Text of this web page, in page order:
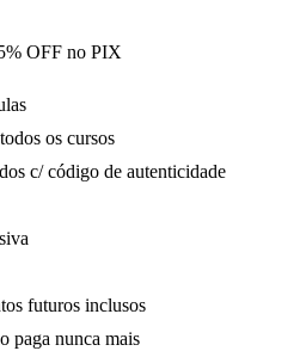
OFF no PIX
os cursos
c/ código de autenticidade
futuros inclusos
paga nunca mais